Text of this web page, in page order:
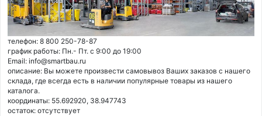
телефон: 8 800 250-78-87
график работы: Пн.- Пт. с 9:00 до 19:00
Email: info@smartbau.ru
описание: Вы можете произвести самовывоз Ваших заказов с нашего
склада, где всегда есть в наличии популярные товары из нашего
каталога.
координаты: 55.692920, 38.947743
остаток: отсутствует